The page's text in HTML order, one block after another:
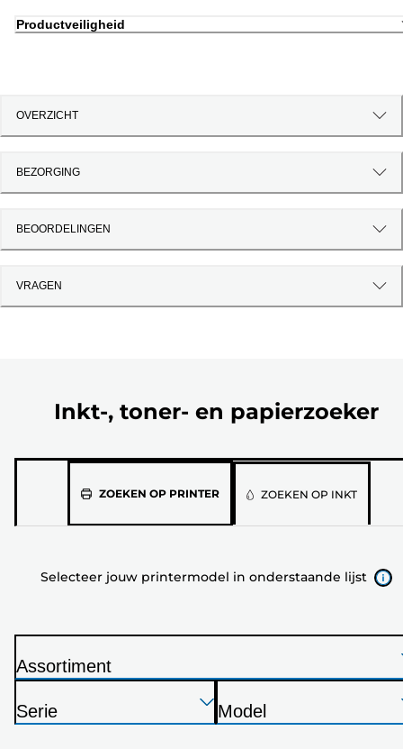
Productveiligheid
OVERZICHT
BEZORGING
BEOORDELINGEN
VRAGEN
Inkt-, toner- en papierzoeker
ZOEKEN OP PRINTERSelecteer
onderstaande
ZOEKEN OP INKT
Selecteer jouw printermodel in onderstaande lijst
Druk
op
P
Assortiment
Druk
op
P
Serie
Druk
op
P
Model